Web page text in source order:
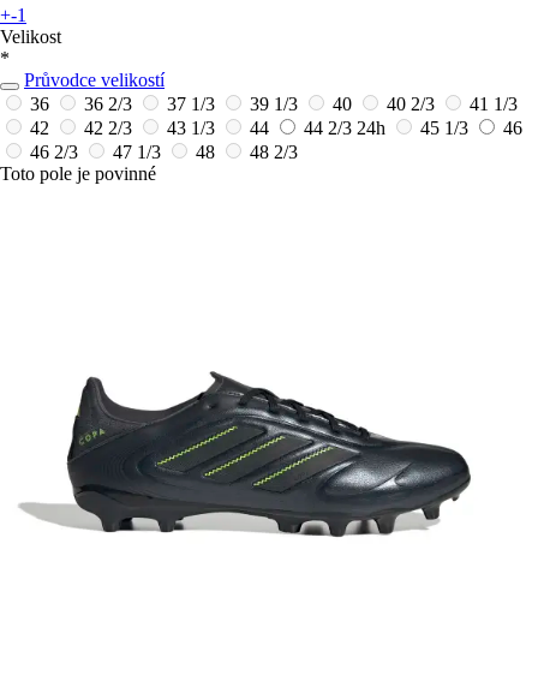
+-1
Velikost
*
Průvodce velikostí
36
36 2/3 37 1/3 39 1/3 40 40 2/3
41 1/3
42
42 2/3 43 1/3 44 44 2/3 24h 45 1/3
46
46 2/3
47 1/3 48
48 2/3
Toto pole je povinné